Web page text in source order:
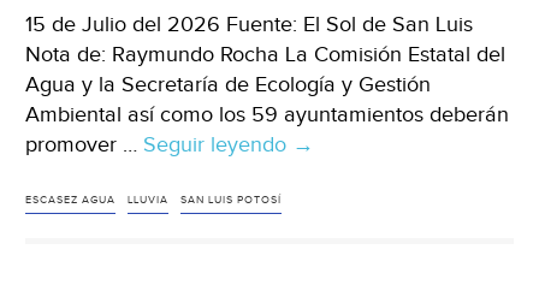
15 de Julio del 2026 Fuente: El Sol de San Luis
Nota de: Raymundo Rocha La Comisión Estatal del
Agua y la Secretaría de Ecología y Gestión
Ambiental así como los 59 ayuntamientos deberán
promover … Seguir leyendo San
→
ESCASEZ AGUA LLUVIA SAN LUIS POTOSÍ